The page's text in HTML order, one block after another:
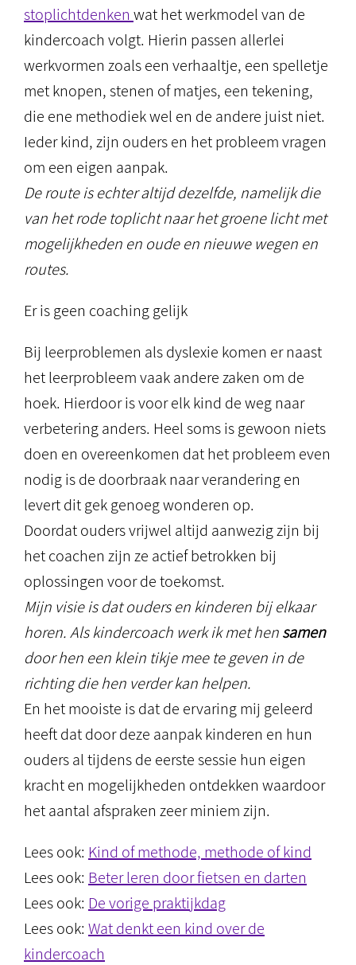
stoplichtdenken wat het werkmodel van de
kindercoach volgt. Hierin passen allerlei
werkvormen zoals een verhaaltje, een spelletje
met knopen, stenen of matjes, een tekening,
die ene methodiek wel en de andere juist niet.
Ieder kind, zijn ouders en het probleem vragen
om een eigen aanpak.
De route is echter altijd dezelfde, namelijk die
van het rode toplicht naar het groene licht met
mogelijkheden en oude en nieuwe wegen en
routes.
Er is geen coaching gelijk
Bij leerproblemen als dyslexie komen er naast
het leerprobleem vaak andere zaken om de
hoek. Hierdoor is voor elk kind de weg naar
verbetering anders. Heel soms is gewoon niets
doen en overeenkomen dat het probleem even
nodig is de doorbraak naar verandering en
levert dit gek genoeg wonderen op.
Doordat ouders vrijwel altijd aanwezig zijn bij
het coachen zijn ze actief betrokken bij
oplossingen voor de toekomst.
Mijn visie is dat ouders en kinderen bij elkaar
horen. Als kindercoach werk ik met hensamen
door hen een klein tikje mee te geven in de
richting die hen verder kan helpen.
En het mooiste is dat de ervaring mij geleerd
heeft dat door deze aanpak kinderen en hun
ouders al tijdens de eerste sessie hun eigen
kracht en mogelijkheden ontdekken waardoor
het aantal afspraken zeer miniem zijn.
Lees ook: Kind of methode, methode of kind
Lees ook: Beter leren door fietsen en darten
Lees ook: De vorige praktijkdag
Lees ook: Wat denkt een kind over de
kindercoach